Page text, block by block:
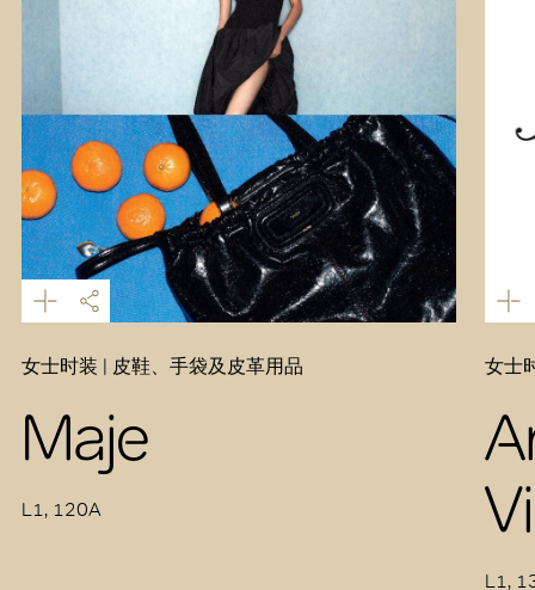
女士时装 | 皮鞋、手袋及皮革用品
Maje
L1, 120A
女士
L1,